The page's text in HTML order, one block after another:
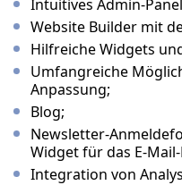
Intuitives Admin-
Website Builder mit
Hilfreiche Widgets
Umfangreiche
Anpassung;
Blog;
Newsletter-
Widget für das E-
Integration von